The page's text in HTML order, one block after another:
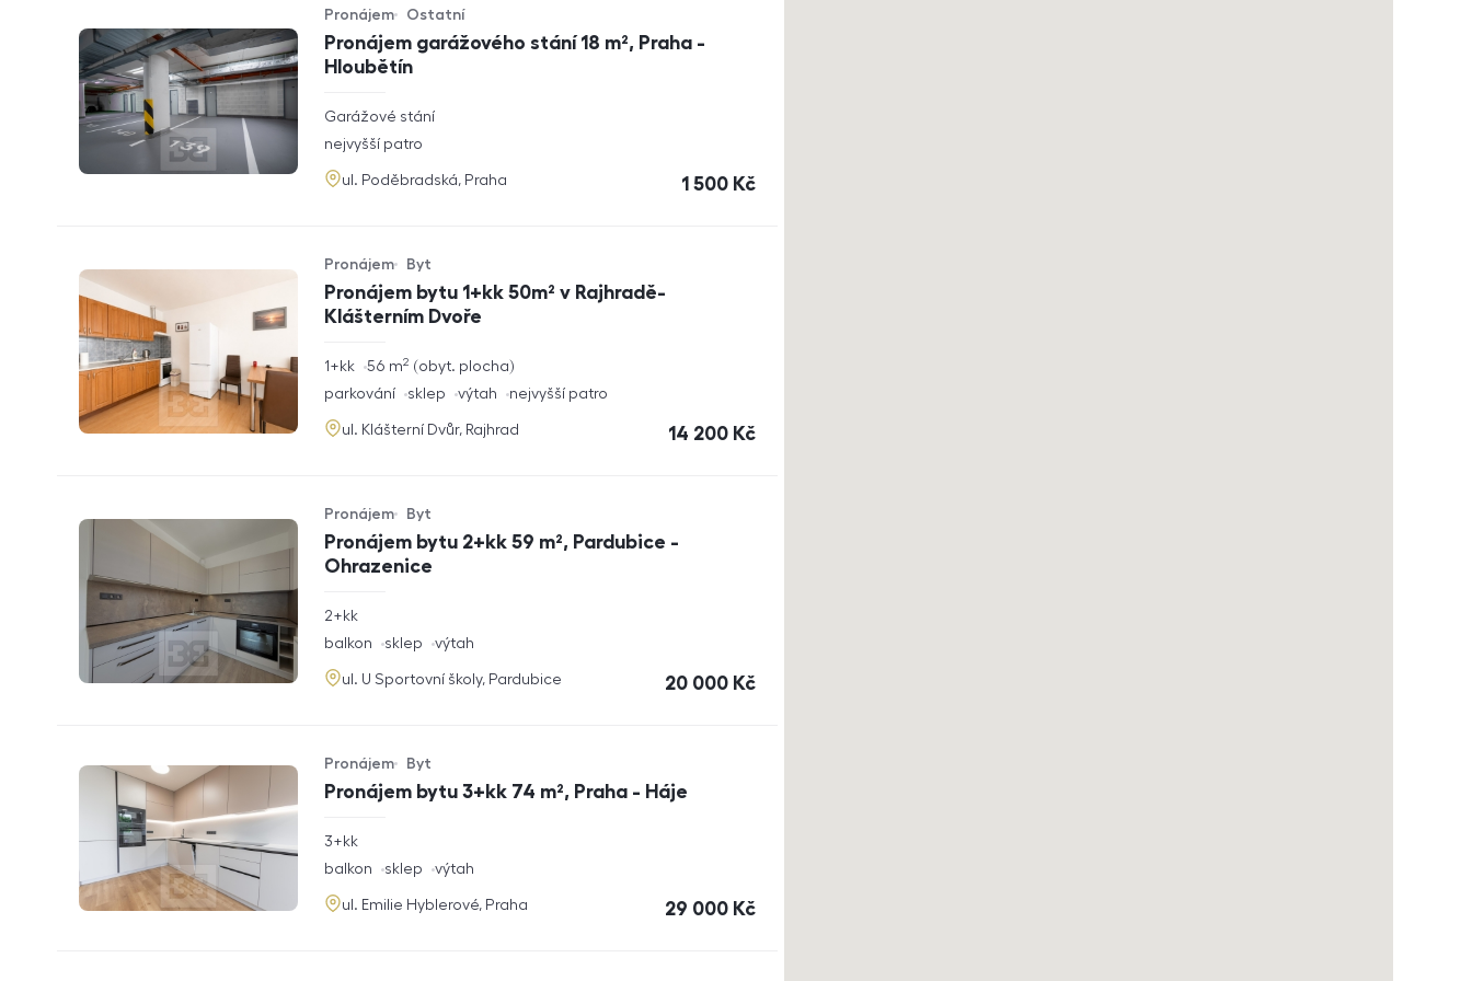
Pronájem garážového stání 18 m², Praha -
Hloubětín
Typ nabídky
Pronájem
Typ nemovitosti
Ostatní
rozměry
Garážové stání
funkce
nejvyšší patro
adresa
ul. Poděbradská, Praha cena
1 500 Kč
Pronájem bytu 1+kk 50m² v Rajhradě-
Klášterním Dvoře
Typ nabídky
Pronájem
Typ nemovitosti
Byt
rozměry
1+kk obyt. plocha
56 m2
funkce
parkování sklep výtah nejvyšší patro
adresa
ul. Klášterní Dvůr, Rajhrad cena
14 200 Kč
Pronájem bytu 2+kk 59 m², Pardubice -
Ohrazenice
Typ nabídky
Pronájem
Typ nemovitosti
Byt
rozměry
2+kk
funkce
balkon sklep výtah
adresa
ul. U Sportovní školy, Pardubice cena
20 000 Kč
Pronájem bytu 3+kk 74 m², Praha - Háje
Typ nabídky
Pronájem
Typ nemovitosti
Byt
rozměry
3+kk
funkce
balkon sklep výtah
adresa
ul. Emilie Hyblerové, Praha cena
29 000 Kč